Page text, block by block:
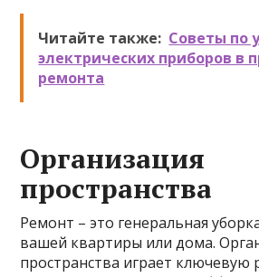
Читайте также: Советы по
электрических приборов в
ремонта
Организация
пространства
Ремонт – это генеральная
вашей квартиры или дома.
пространства играет ключевую